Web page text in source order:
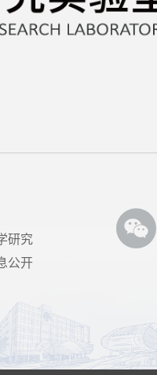
研究
公开